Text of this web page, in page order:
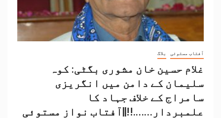
آفتاب مستوئی بلاگ
غلام حسین خان مشوری بگٹی: کوہ
سلیمان کے دامن میں انگریزی
سامراج کے خلاف جہاد کا
علمبردار…….!!||آفتاب نواز مستوئی